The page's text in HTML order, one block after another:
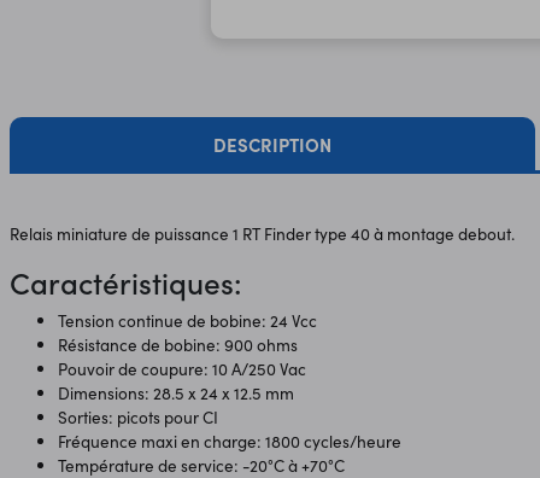
DESCRIPTION
Relais miniature de puissance 1 RT Finder type 40 à montage debout.
Caractéristiques:
Tension continue de bobine: 24 Vcc
Résistance de bobine: 900 ohms
Pouvoir de coupure: 10 A/250 Vac
Dimensions: 28.5 x 24 x 12.5 mm
Sorties: picots pour CI
Fréquence maxi en charge: 1800 cycles/heure
Température de service: -20°C à +70°C